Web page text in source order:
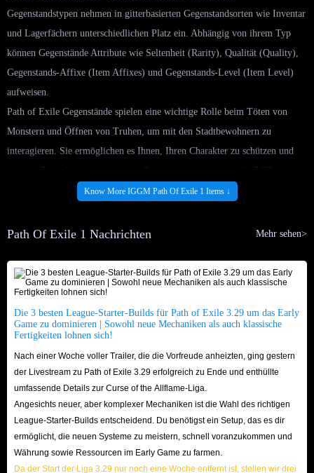
Gegenstandstypen nehmen in gitterbasierten Gegenstandsorten wie Inventar
und Lagerfächern unterschiedlichen Platz ein. Abhängig von ihrem Typ
können Gegenstände Attribute wie Seltenheit (Rarity), Qualität (Quality),
Gegenstands-Affixe (Item Affixes) und Gegenstands-Level (Item Level)
aufweisen.
Path of Exile Gegenstände spielen eine wichtige Rolle beim Töten von
Monstern und Öffnen von Truhen, um mit den Stadtbewohnern zu
interagieren. Sie ermöglichen es Ihnen, Ihren Charakter zu schützen und
stärkere Bosse besser zu besiegen. Darüber hinaus können Sie POE
Gegenstände mit anderen Spielern im Austausch gegen POE Währung
Eine große Anzahl von POE Gegenständen kann von IGGM bereitgestellt
bereitgestellt, sodass die Kunden sie bedenkenlos in ihren Rucksack legen
können. Sollten Sie Fragen zu den zum Verkauf stehenden POE
Gegenständen haben, zögern Sie bitte nicht, uns zu kontaktieren. Wir
wünschen Ihnen einen freudigen Handel.
Know More IGGM Path Of Exile 1 Items ↓
Path Of Exile 1 Nachrichten Mehr sehen>
Die 3 besten League-Starter-Builds für Path of Exile 3.29 um das Early
Game zu dominieren | Sowohl neue Mechaniken als auch klassische
Fertigkeiten lohnen sich!
Nach einer Woche voller Trailer, die die Vorfreude anheizten, ging gestern
der Livestream zu Path of Exile 3.29 erfolgreich zu Ende und enthüllte
umfassende Details zur Curse of the Allflame-Liga.
Angesichts neuer, aber komplexer Mechaniken ist die Wahl des richtigen
League-Starter-Builds entscheidend. Du benötigst ein Setup, das es dir
ermöglicht, die neuen Systeme zu meistern, schnell voranzukommen und
Währung sowie Ressourcen im Early Game zu farmen.
Da der Start der Liga 3.29 nur noch eine Woche entfernt ist, stellen wir drei